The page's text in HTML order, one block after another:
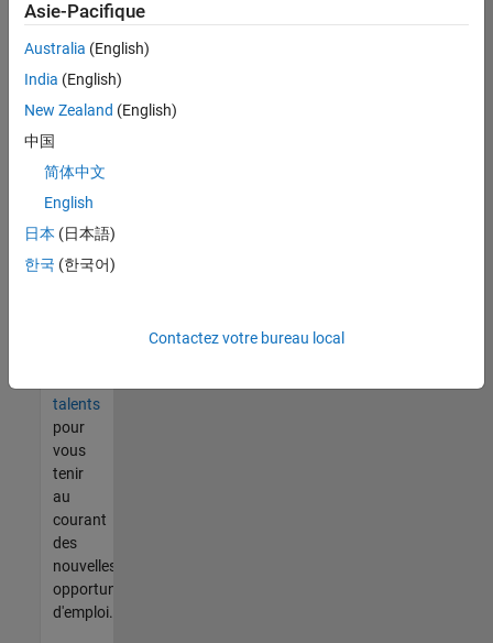
d'emploi.
malgré
tout
vous
trouvez
pas
d'offre
corresponde
à vos
talents
pour
vous
tenir
au
courant
des
nouvelles
opportunités
d'emploi.
Asie-Pacifique
Australia (English)
India (English)
New Zealand (English)
中国
简体中文
English
日本 (日本語)
한국 (한국어)
Contactez votre bureau local